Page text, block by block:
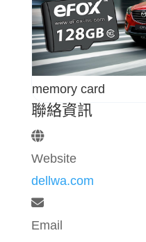
memory card
聯絡資訊
Website
dellwa.com
Email